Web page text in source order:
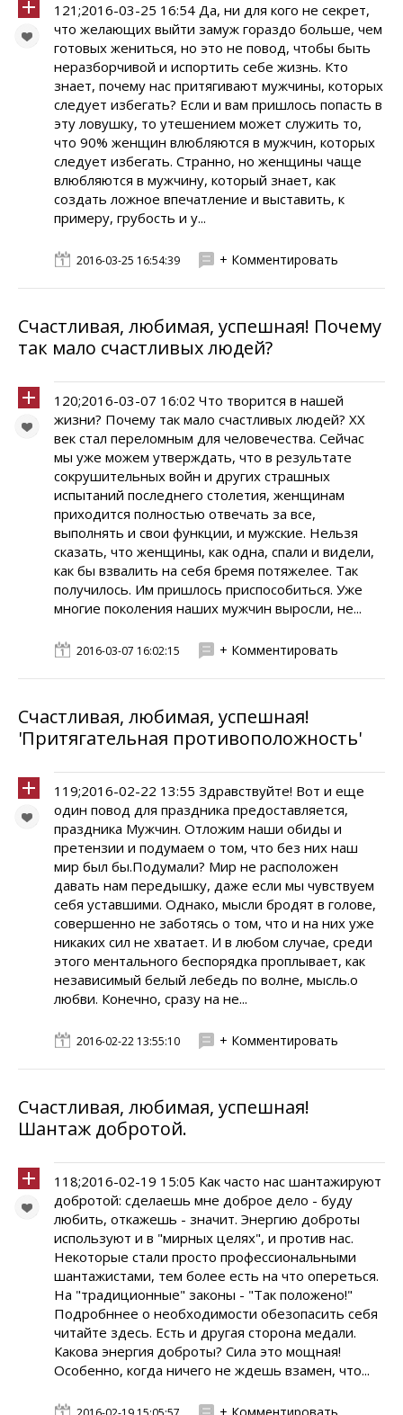
121;2016-03-25 16:54 Да, ни для кого не секрет,
что желающих выйти замуж гораздо больше, чем
готовых жениться, но это не повод, чтобы быть
неразборчивой и испортить себе жизнь. Кто
знает, почему нас притягивают мужчины, которых
следует избегать? Если и вам пришлось попасть в
эту ловушку, то утешением может служить то,
что 90% женщин влюбляются в мужчин, которых
следует избегать. Странно, но женщины чаще
влюбляются в мужчину, который знает, как
создать ложное впечатление и выставить, к
примеру, грубость и у...
2016-03-25 16:54:39 + Комментировать
Счастливая, любимая, успешная! Почему
так мало счастливых людей?
120;2016-03-07 16:02 Что творится в нашей
жизни? Почему так мало счастливых людей? ХХ
век стал переломным для человечества. Сейчас
мы уже можем утверждать, что в результате
сокрушительных войн и других страшных
испытаний последнего столетия, женщинам
приходится полностью отвечать за все,
выполнять и свои функции, и мужские. Нельзя
сказать, что женщины, как одна, спали и видели,
как бы взвалить на себя бремя потяжелее. Так
получилось. Им пришлось приспособиться. Уже
многие поколения наших мужчин выросли, не...
2016-03-07 16:02:15 + Комментировать
Счастливая, любимая, успешная!
'Притягательная противоположность'
119;2016-02-22 13:55 Здравствуйте! Вот и еще
один повод для праздника предоставляется,
праздника Мужчин. Отложим наши обиды и
претензии и подумаем о том, что без них наш
мир был бы.Подумали? Мир не расположен
давать нам передышку, даже если мы чувствуем
себя уставшими. Однако, мысли бродят в голове,
совершенно не заботясь о том, что и на них уже
никаких сил не хватает. И в любом случае, среди
этого ментального беспорядка проплывает, как
независимый белый лебедь по волне, мысль.о
любви. Конечно, сразу на не...
2016-02-22 13:55:10 + Комментировать
Счастливая, любимая, успешная!
Шантаж добротой.
118;2016-02-19 15:05 Как часто нас шантажируют
добротой: сделаешь мне доброе дело - буду
любить, откажешь - значит. Энергию доброты
используют и в "мирных целях", и против нас.
Некоторые стали просто профессиональными
шантажистами, тем более есть на что опереться.
На "традиционные" законы - "Так положено!"
Подробннее о необходимости обезопасить себя
читайте здесь. Есть и другая сторона медали.
Какова энергия доброты? Сила это мощная!
Особенно, когда ничего не ждешь взамен, что...